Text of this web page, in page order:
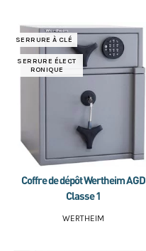
SERRURE À CLÉ
SERRURE ÉLECT
RONIQUE
Coffre de dépôt Wertheim AGD
Classe 1
WERTHEIM